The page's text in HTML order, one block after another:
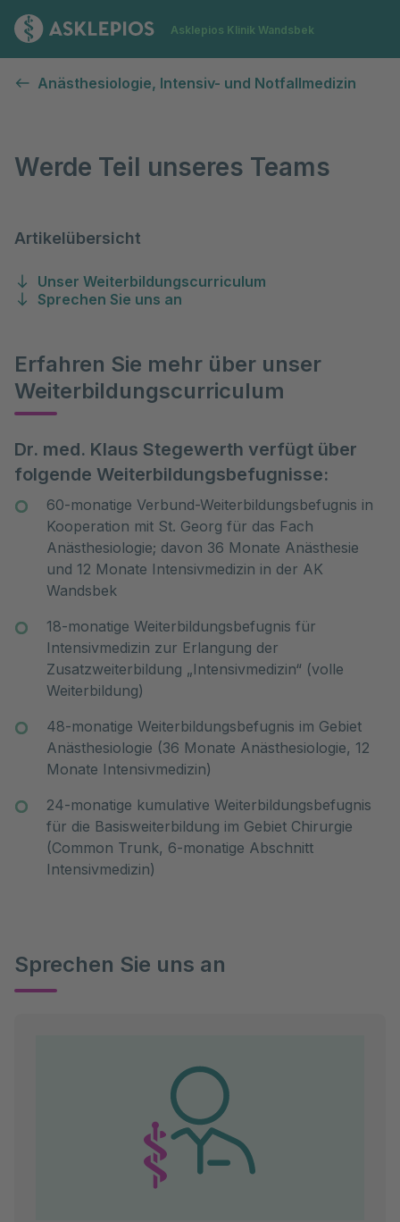
Zur Startseite
Asklepios Klinik Wandsbek
Anästhesiologie, Intensiv- und Notfallmedizin
Werde Teil unseres Teams
Artikelübersicht
Unser Weiterbildungscurriculum
Sprechen Sie uns an
Erfahren Sie mehr über unser
Weiterbildungscurriculum
Dr. med. Klaus Stegewerth verfügt über
folgende Weiterbildungsbefugnisse:
60-monatige Verbund-Weiterbildungsbefugnis in
Kooperation mit St. Georg für das Fach
Anästhesiologie; davon 36 Monate Anästhesie
und 12 Monate Intensivmedizin in der AK
Wandsbek
18-monatige Weiterbildungsbefugnis für
Intensivmedizin zur Erlangung der
Zusatzweiterbildung „Intensivmedizin“ (volle
Weiterbildung)
48-monatige Weiterbildungsbefugnis im Gebiet
Anästhesiologie (36 Monate Anästhesiologie, 12
Monate Intensivmedizin)
24-monatige kumulative Weiterbildungsbefugnis
für die Basisweiterbildung im Gebiet Chirurgie
(Common Trunk, 6-monatige Abschnitt
Intensivmedizin)
Sprechen Sie uns an